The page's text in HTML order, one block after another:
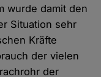
wurde damit den
Situation sehr
Kräfte
der vielen
der